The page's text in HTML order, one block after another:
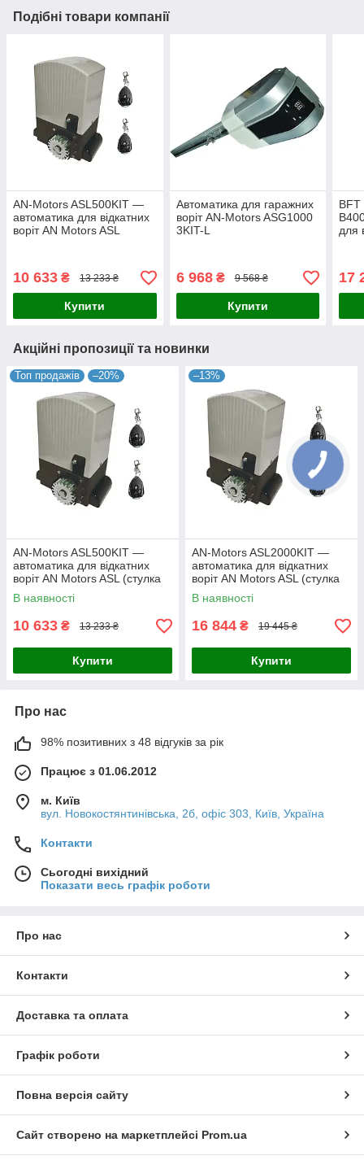
Подібні товари компанії
AN-Motors ASL500KIT —
автоматика для відкатних
воріт AN Motors ASL
10 633 ₴ 13 233 ₴
Купити
Автоматика для гаражних
воріт AN-Motors ASG1000
3KIT-L
6 968₴ 9 568 ₴
Купити
BFT
для
17
Акційні пропозиції та новинки
Топ продажів –20%
AN-Motors ASL500KIT —
автоматика для відкатних
воріт AN Motors ASL (стулка
до 500кг)
В наявності
10 633 ₴ 13 233 ₴
Купити
–13%
AN-Motors ASL2000KIT —
автоматика для відкатних
воріт AN Motors ASL (стулка
до 2000кг)
В наявності
16 844 ₴ 19 445 ₴
Купити
Про нас
98% позитивних з 48 відгуків за рік
Працює з 01.06.2012
м. Київ
вул. Новокостянтинівська, 2б, офіс 303, Київ, Україна
Контакти
Сьогодні вихідний
Показати весь графік роботи
Про нас
Контакти
Доставка та оплата
Графік роботи
Повна версія сайту
Сайт створено на маркетплейсі Prom.ua